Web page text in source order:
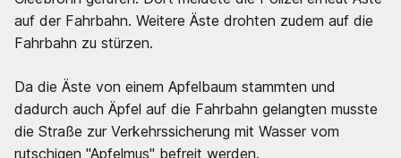
auf der Fahrbahn. Weitere Äste drohten zudem auf die
Fahrbahn zu stürzen.
Da die Äste von einem Apfelbaum stammten und
dadurch auch Äpfel auf die Fahrbahn gelangten musste
die Straße zur Verkehrssicherung mit Wasser vom
rutschigen "Apfelmus" befreit werden.